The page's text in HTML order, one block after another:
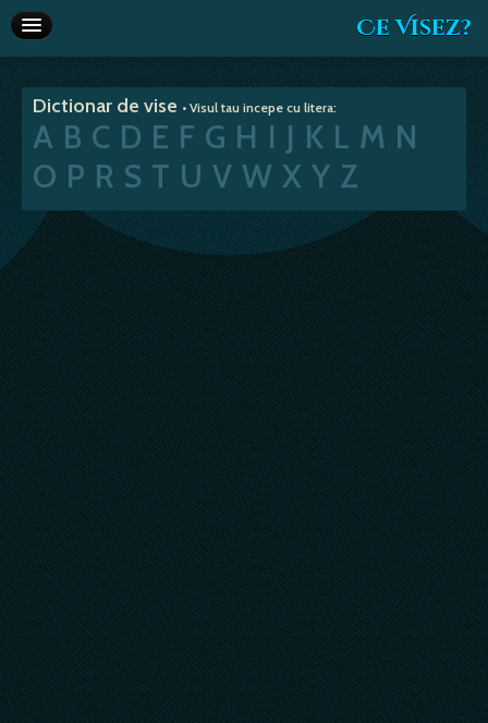
Ce Visez?
Interpretare vise
Articole
Va recomandam
Dictionar de vise • Visul tau incepe cu litera:
A B C D E F G H I J K L M N
O P R S T U V W X Y Z